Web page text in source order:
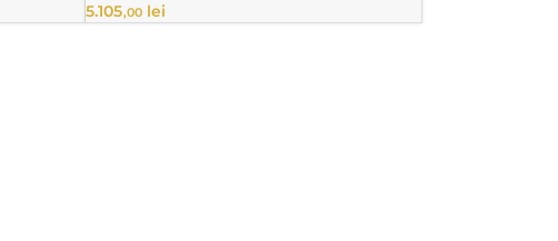
pe silueta ta
5.105,00 lei